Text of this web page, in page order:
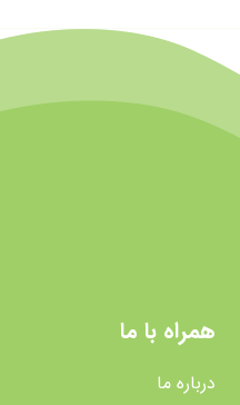
همراه با ما
درباره ما